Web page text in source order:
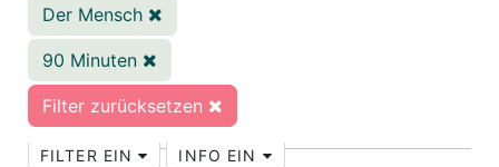
Der Mensch
90 Minuten
Filter zurücksetzen
FILTER EIN INFO EIN